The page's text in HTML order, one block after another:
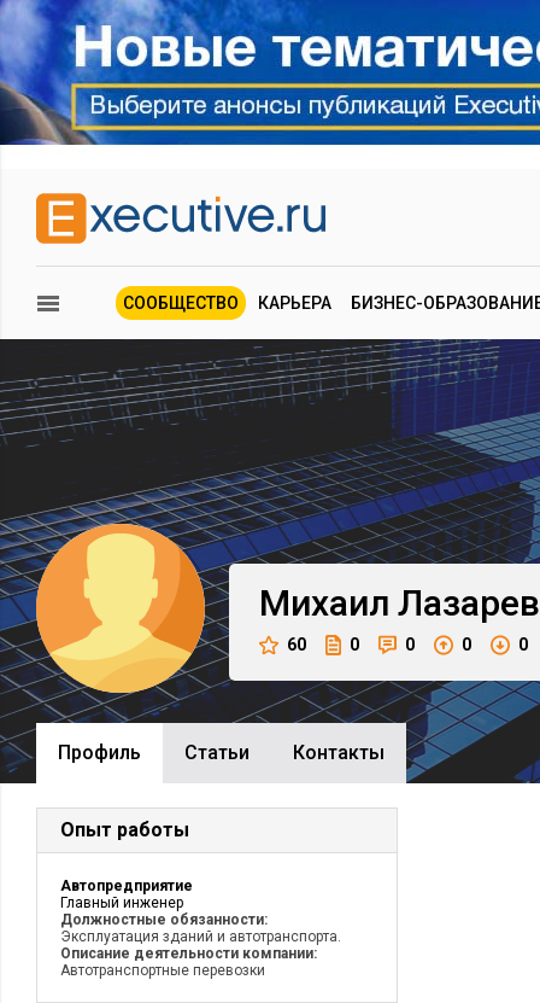
СООБЩЕСТВО КАРЬЕРА БИЗНЕС-
Михаил Лазарев
60 0 0 0 0
Профиль Cтатьи Контакты
Опыт работы
Автопредприятие
Главный инженер
Должностные обязанности:
Эксплуатация зданий и автотранспорта.
Описание деятельности компании:
Автотранспортные перевозки